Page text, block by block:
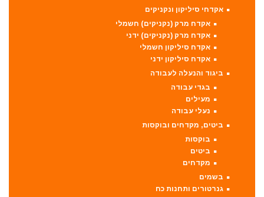
אקדחי סיליקון ונקניקים
אקדח מרק (נקניקים) חשמלי
אקדח מרק (נקניקים) ידני
אקדח סיליקון חשמלי
אקדח סיליקון ידני
ביגוד והנעלה לעבודה
בגדי עבודה
מעילים
נעלי עבודה
ביטים, מקדחים ובוקסות
בוקסות
ביטים
מקדחים
בשמים
גנרטורים ותחנות כח